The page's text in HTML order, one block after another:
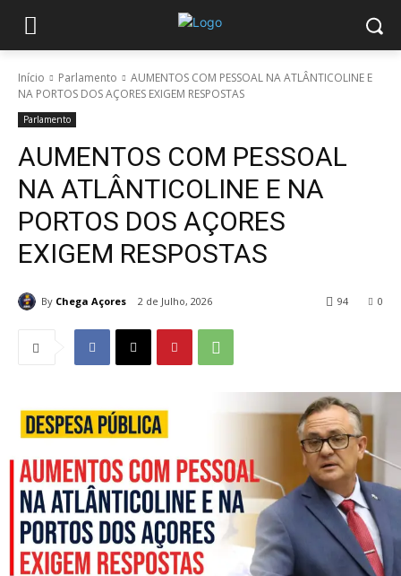
Início Parlamento
AUMENTOS COM PESSOAL NA ATLÂNTICOLINE E
NA PORTOS DOS AÇORES EXIGEM RESPOSTAS
Parlamento
AUMENTOS COM PESSOAL
NA ATLÂNTICOLINE E NA
PORTOS DOS AÇORES
EXIGEM RESPOSTAS
By Chega Açores 2 de Julho, 2026 0
94